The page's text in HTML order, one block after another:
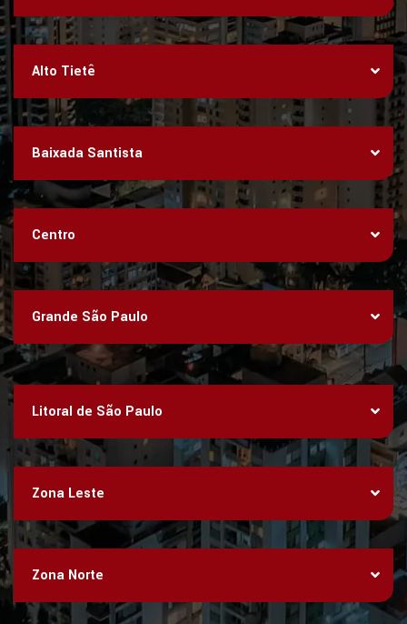
Alto Tietê
Baixada Santista
Centro
Grande São Paulo
Litoral de São Paulo
Zona Leste
Zona Norte